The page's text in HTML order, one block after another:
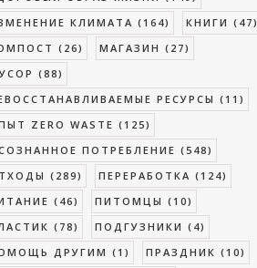
КЛИМАТА (164) КНИГИ (47)
(26) МАГАЗИН (27)
(88)
РЕСУРСЫ (11)
ZERO WASTE (125)
ПОТРЕБЛЕНИЕ (548)
(289) ПЕРЕРАБОТКА (124)
(46) ПИТОМЦЫ (10)
(78) ПОДГУЗНИКИ (4)
ДРУГИМ (1) ПРАЗДНИК (10)